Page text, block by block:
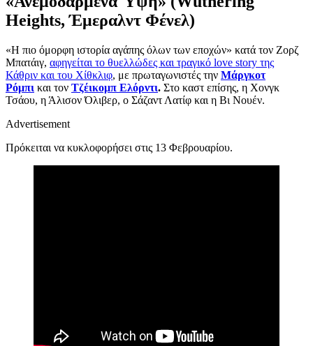
Heights, Έμεραλντ Φένελ)
«Η πιο όμορφη ιστορία αγάπης όλων των εποχών» κατά τον Ζορζ
Μπατάιγ, αφηγείται το θυελλώδες και τραγικό love story της
Κάθριν και του Χίθκλιφ, με πρωταγωνιστές την Μάργκοτ
Ρόμπι και τον Τζέικομπ Ελόρντι. Στο καστ επίσης, η Χονγκ
Τσάου, η Άλισον Όλιβερ, ο Σάζαντ Λατίφ και η Βι Νουέν.
Advertisement
Πρόκειται να κυκλοφορήσει στις 13 Φεβρουαρίου.